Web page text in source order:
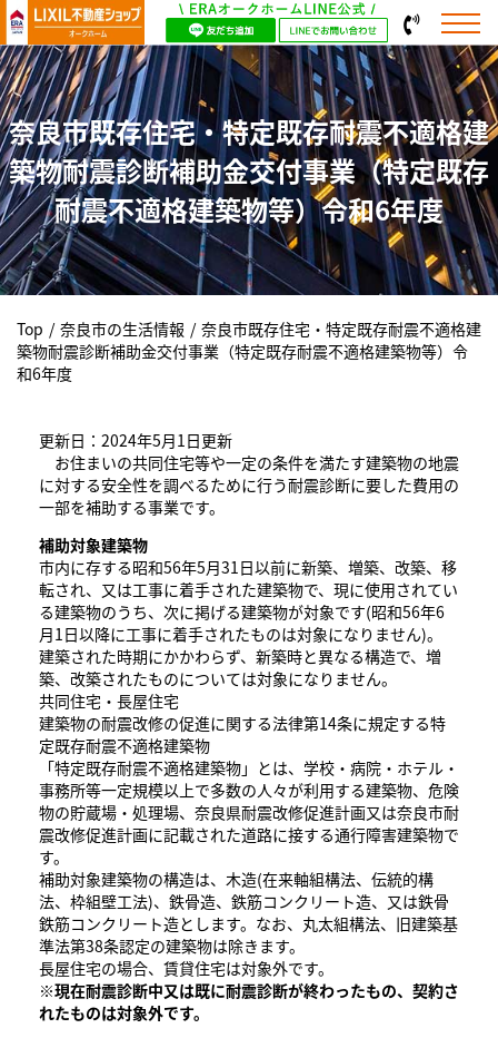
奈良市既存住宅・特定既存耐震不適格建
築物耐震診断補助金交付事業（特定既存
耐震不適格建築物等）令和6年度
Top / 奈良市の生活情報 / 奈良市既存住宅・特定既存耐震不適格建
築物耐震診断補助金交付事業（特定既存耐震不適格建築物等）令
和6年度
更新日：2024年5月1日更新
お住まいの共同住宅等や一定の条件を満たす建築物の地震
に対する安全性を調べるために行う耐震診断に要した費用の
一部を補助する事業です。
補助対象建築物
市内に存する昭和56年5月31日以前に新築、増築、改築、移
転され、又は工事に着手された建築物で、現に使用されてい
る建築物のうち、次に掲げる建築物が対象です(昭和56年6
月1日以降に工事に着手されたものは対象になりません)。
建築された時期にかかわらず、新築時と異なる構造で、増
築、改築されたものについては対象になりません。
共同住宅・長屋住宅
建築物の耐震改修の促進に関する法律第14条に規定する特
定既存耐震不適格建築物
「特定既存耐震不適格建築物」とは、学校・病院・ホテル・
事務所等一定規模以上で多数の人々が利用する建築物、危険
物の貯蔵場・処理場、奈良県耐震改修促進計画又は奈良市耐
震改修促進計画に記載された道路に接する通行障害建築物で
す。
補助対象建築物の構造は、木造(在来軸組構法、伝統的構
法、枠組壁工法)、鉄骨造、鉄筋コンクリート造、又は鉄骨
鉄筋コンクリート造とします。なお、丸太組構法、旧建築基
準法第38条認定の建築物は除きます。
長屋住宅の場合、賃貸住宅は対象外です。
※現在耐震診断中又は既に耐震診断が終わったもの、契約さ
れたものは対象外です。